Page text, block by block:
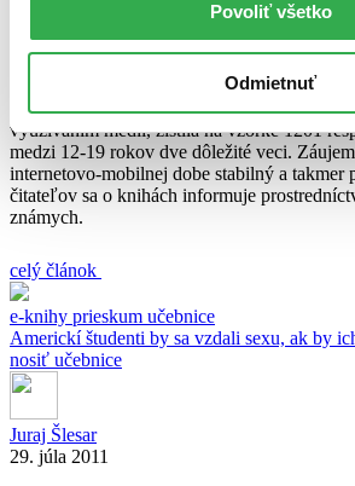
Povoliť všetko
Odmietnuť
11. januára 2013
Podľa čoho si deti a mládež vyberajú knihy?
stuttgartského Inštitútu pre komunikáciu,
využívaním médií, zistila na vzorke 1201
medzi 12-19 rokov dve dôležité veci.
internetovo-mobilnej dobe stabilný a takmer
čitateľov sa o knihách informuje
známych.
celý článok
e-knihy prieskum učebnice
Americkí študenti by sa vzdali sexu, ak by
nosiť učebnice
Juraj Šlesar
29. júla 2011